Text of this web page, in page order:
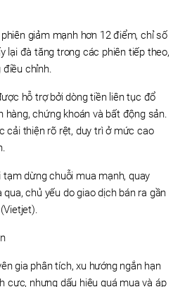
giảm mạnh hơn 12 điểm, chỉ số
lại đà tăng trong các phiên tiếp theo,
chỉnh.
hỗ trợ bởi dòng tiền liên tục đổ
hàng, chứng khoán và bất động sản.
cải thiện rõ rệt, duy trì ở mức cao
tạm dừng chuỗi mua mạnh, quay
chủ yếu do giao dịch bán ra gần
gia phân tích, xu hướng ngắn hạn
cực, nhưng dấu hiệu quá mua và áp